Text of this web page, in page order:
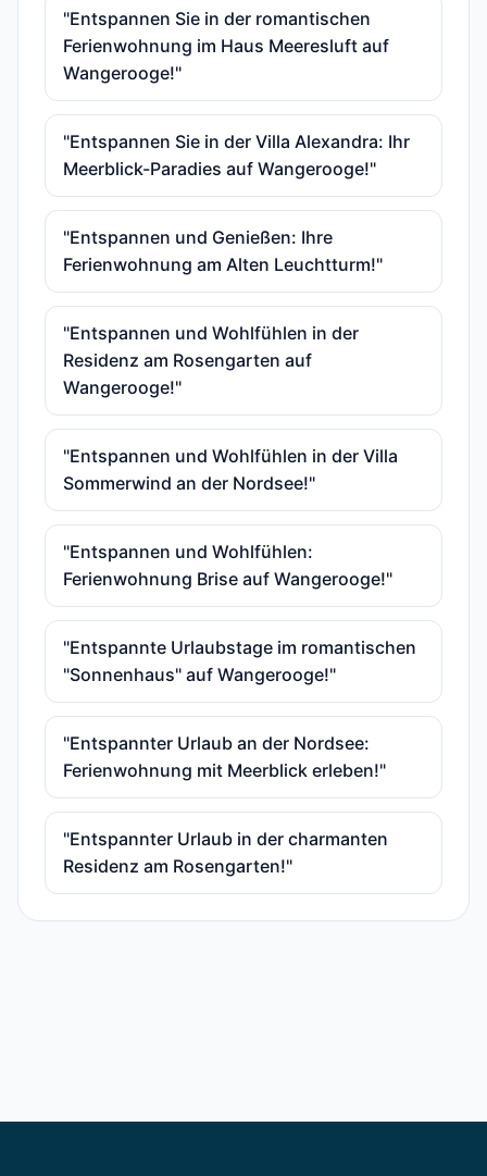
"Entspannen Sie in der romantischen
Ferienwohnung im Haus Meeresluft auf
Wangerooge!"
"Entspannen Sie in der Villa Alexandra: Ihr
Meerblick-Paradies auf Wangerooge!"
"Entspannen und Genießen: Ihre
Ferienwohnung am Alten Leuchtturm!"
"Entspannen und Wohlfühlen in der
Residenz am Rosengarten auf
Wangerooge!"
"Entspannen und Wohlfühlen in der Villa
Sommerwind an der Nordsee!"
"Entspannen und Wohlfühlen:
Ferienwohnung Brise auf Wangerooge!"
"Entspannte Urlaubstage im romantischen
"Sonnenhaus" auf Wangerooge!"
"Entspannter Urlaub an der Nordsee:
Ferienwohnung mit Meerblick erleben!"
"Entspannter Urlaub in der charmanten
Residenz am Rosengarten!"